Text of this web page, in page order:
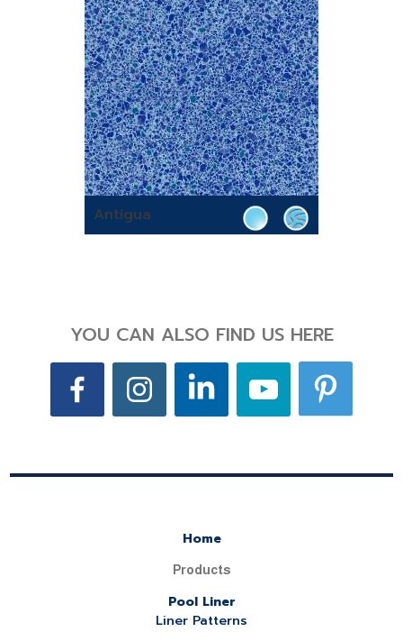
Antigua
YOU CAN ALSO FIND US HERE
Home
Products
Pool Liner
Liner Patterns